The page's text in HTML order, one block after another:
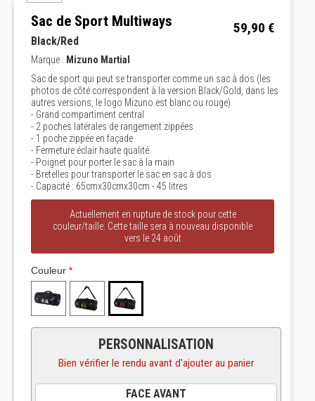
Sac de Sport Multiways 59,90 €
Black/Red
Marque : Mizuno Martial
Sac de sport qui peut se transporter comme un sac à dos (les
photos de côté correspondent à la version Black/Gold, dans les
autres versions, le logo Mizuno est blanc ou rouge)
- Grand compartiment central
- 2 poches latérales de rangement zippées
- 1 poche zippée en façade
- Fermeture éclair haute qualité
- Poignet pour porter le sac à la main
- Bretelles pour transporter le sac en sac à dos
- Capacité : 65cmx30cmx30cm - 45 litres
Actuellement en rupture de stock pour cette
couleur/taille. Cette taille sera à nouveau disponible
vers le 24 août
Couleur *
PERSONNALISATION
Bien vérifier le rendu avant d'ajouter au panier
FACE AVANT